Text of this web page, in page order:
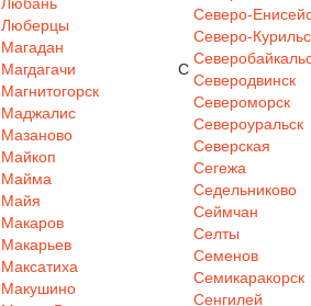
Люберцы
Магадан
Магдагачи
Магнитогорск
Маджалис
Мазаново
Майкоп
Майма
Майя
Макаров
Макарьев
Максатиха
Макушино
С
Северо-
Северо-
Северодвинск
Североморск
Североуральск
Северская
Сегежа
Седельниково
Сеймчан
Селты
Семенов
Семикаракорск
Сенгилей